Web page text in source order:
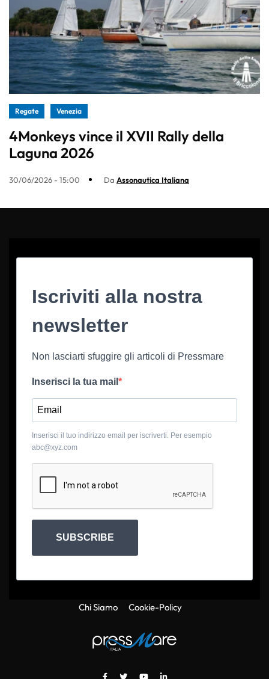
Regate Venezia
4Monkeys vince il XVII Rally della
Laguna 2026
30/06/2026 - 15:00 Da Assonautica Italiana
Iscriviti alla nostra
newsletter
Non lasciarti sfuggire gli articoli di Pressmare
Inserisci la tua mail
Inserisci il tuo indirizzo email per iscriverti. Per esempio
abc@xyz.com
SUBSCRIBE
Chi Siamo Cookie-Policy